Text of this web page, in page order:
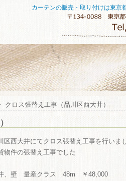
カーテンの販売・取り付けは東京
クロス張替え工事（品川区西大井）
区西大井にてクロス張替え工事を行いま
物件の張替え工事でした
、壁 量産クラス 48m ￥48,000